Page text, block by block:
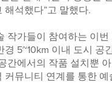
해석했다”고 말했다.
작가들이 참여하는 이
경 5~10km 이내 도시 공
간에서의 작품 설치뿐
커뮤니티 연계를 통한 예